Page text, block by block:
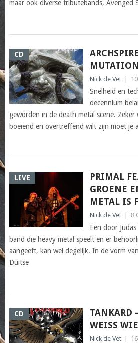
maar ook diverse tributebands, Avenged
CD
MUTATION
Nick de Vet
Snelheid en
decennium
geworden in de death metal scene. Zeker
boeiend en overtreffend wilt zijn moet je
LIVE
PRIMAL
GROENE
METAL IS
Nick de Vet 8
Een door
band die heavy metal speelt en er
aangeeft, kan wel degelijk. In de vorm
Duitse
CD
TANKARD
WEISS
Nick de Vet